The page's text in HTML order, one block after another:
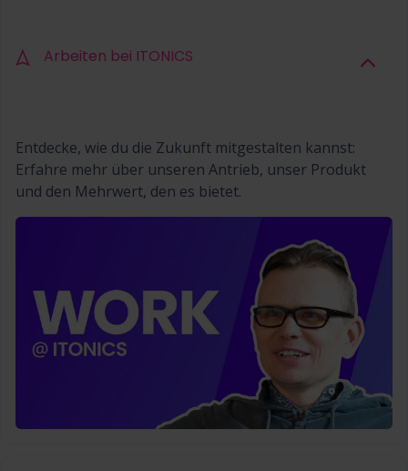
Arbeiten bei ITONICS
Entdecke, wie du die Zukunft mitgestalten kannst:
Erfahre mehr über unseren Antrieb, unser Produkt
und den Mehrwert, den es bietet.